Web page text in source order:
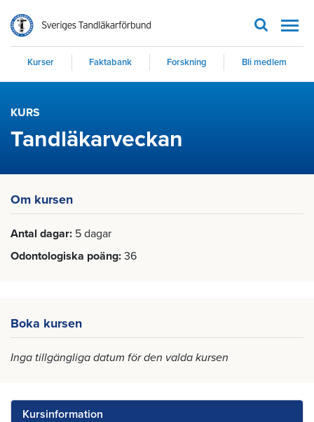
Kurser Faktabank Forskning Bli medlem
KURS
Tandläkarveckan
Om kursen
Antal dagar 5 dagar
Odontologiska poäng 36
Boka kursen
Inga tillgängliga datum för den valda kursen
Kursinformation